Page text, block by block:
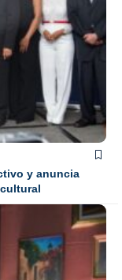
y anuncia